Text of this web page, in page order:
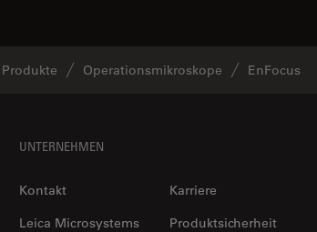
Produkte Operationsmikroskope EnFocus
UNTERNEHMEN
Kontakt
Karriere
Leica Microsystems
Produktsicherheit